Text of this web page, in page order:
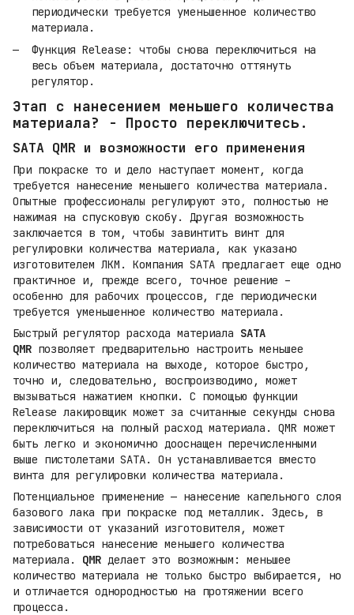
периодически требуется уменьшенное количество
материала.
Функция Release: чтобы снова переключиться на
весь объем материала, достаточно оттянуть
регулятор.
Этап с нанесением меньшего количества
материала? - Просто переключитесь.
SATA QMR и возможности его применения
При покраске то и дело наступает момент, когда
требуется нанесение меньшего количества материала.
Опытные профессионалы регулируют это, полностью не
нажимая на спусковую скобу. Другая возможность
заключается в том, чтобы завинтить винт для
регулировки количества материала, как указано
изготовителем ЛКМ. Компания SATA предлагает еще одно
практичное и, прежде всего, точное решение –
особенно для рабочих процессов, где периодически
требуется уменьшенное количество материала.
Быстрый регулятор расхода материала SATA
QMR позволяет предварительно настроить меньшее
количество материала на выходе, которое быстро,
точно и, следовательно, воспроизводимо, может
вызываться нажатием кнопки. С помощью функции
Release лакировщик может за считанные секунды снова
переключиться на полный расход материала. QMR может
быть легко и экономично дооснащен перечисленными
выше пистолетами SATA. Он устанавливается вместо
винта для регулировки количества материала.
Потенциальное применение — нанесение капельного слоя
базового лака при покраске под металлик. Здесь, в
зависимости от указаний изготовителя, может
потребоваться нанесение меньшего количества
материала. QMR делает это возможным: меньшее
количество материала не только быстро выбирается, но
и отличается однородностью на протяжении всего
процесса.